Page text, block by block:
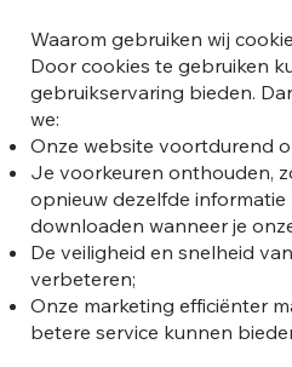
Waarom gebruiken wij
Door cookies te gebruiken
gebruikservaring bieden.
we:
Onze website voortdurend
Je voorkeuren onthouden,
opnieuw dezelfde
downloaden wanneer je
De veiligheid en snelheid
verbeteren;
Onze marketing efficiënter
betere service kunnen